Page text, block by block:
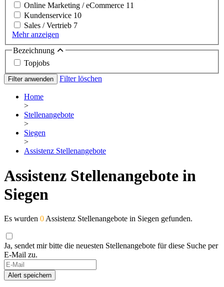
Online Marketing / eCommerce 11
Kundenservice 10
Sales / Vertrieb 7
Mehr anzeigen
Bezeichnung
Topjobs
Filter anwenden Filter löschen
Home
>
Stellenangebote
>
Siegen
>
Assistenz Stellenangebote
Assistenz Stellenangebote in
Siegen
Es wurden 0 Assistenz Stellenangebote in Siegen gefunden.
Ja, sendet mir bitte die neuesten Stellenangebote für diese Suche per
E-Mail zu.
Alert speichern